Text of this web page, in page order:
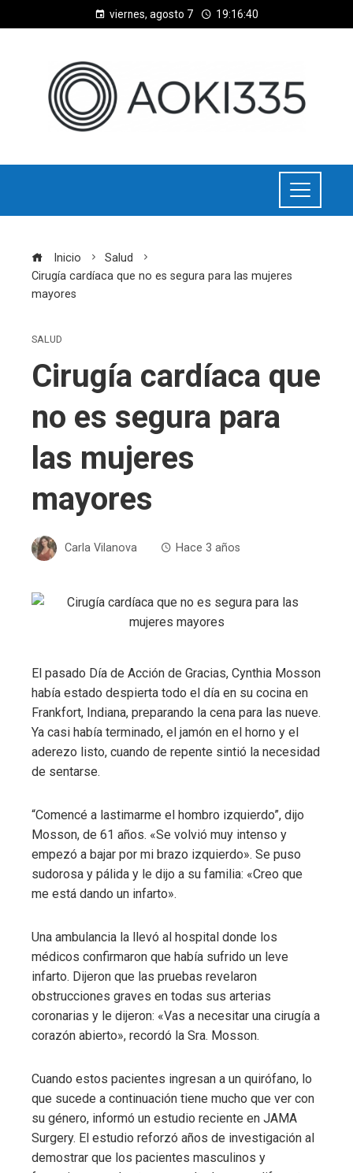
viernes, agosto 7 19:16:40
Inicio
Salud
Cirugía cardíaca que no es segura para las mujeres
mayores
SALUD
Cirugía cardíaca que
no es segura para
las mujeres
mayores
Carla Vilanova Hace 3 años
El pasado Día de Acción de Gracias, Cynthia Mosson
había estado despierta todo el día en su cocina en
Frankfort, Indiana, preparando la cena para las nueve.
Ya casi había terminado, el jamón en el horno y el
aderezo listo, cuando de repente sintió la necesidad
de sentarse.
“Comencé a lastimarme el hombro izquierdo”, dijo
Mosson, de 61 años. «Se volvió muy intenso y
empezó a bajar por mi brazo izquierdo». Se puso
sudorosa y pálida y le dijo a su familia: «Creo que
me está dando un infarto».
Una ambulancia la llevó al hospital donde los
médicos confirmaron que había sufrido un leve
infarto. Dijeron que las pruebas revelaron
obstrucciones graves en todas sus arterias
coronarias y le dijeron: «Vas a necesitar una cirugía a
corazón abierto», recordó la Sra. Mosson.
Cuando estos pacientes ingresan a un quirófano, lo
que sucede a continuación tiene mucho que ver con
su género, informó un estudio reciente en JAMA
Surgery. El estudio reforzó años de investigación al
demostrar que los pacientes masculinos y